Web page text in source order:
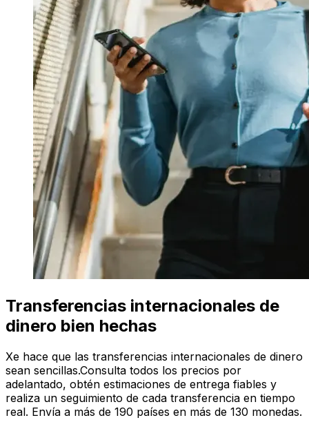
Transferencias internacionales de
dinero bien hechas
Xe hace que las transferencias internacionales de dinero
sean sencillas.Consulta todos los precios por
adelantado, obtén estimaciones de entrega fiables y
realiza un seguimiento de cada transferencia en tiempo
real. Envía a más de 190 países en más de 130 monedas.